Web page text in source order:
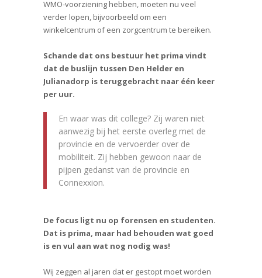
WMO-voorziening hebben, moeten nu veel
verder lopen, bijvoorbeeld om een
winkelcentrum of een zorgcentrum te bereiken.
Schande dat ons bestuur het prima vindt
dat de buslijn tussen Den Helder en
Julianadorp is teruggebracht naar één keer
per uur.
En waar was dit college? Zij waren niet
aanwezig bij het eerste overleg met de
provincie en de vervoerder over de
mobiliteit. Zij hebben gewoon naar de
pijpen gedanst van de provincie en
Connexxion.
De focus ligt nu op forensen en studenten.
Dat is prima, maar had behouden wat goed
is en vul aan wat nog nodig was!
Wij zeggen al jaren dat er gestopt moet worden